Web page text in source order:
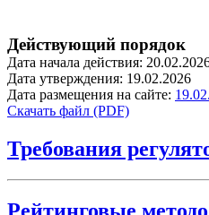
Действующий порядок
Дата начала действия:
Дата утверждения: 19.02.2026
Дата размещения на сайте:
Скачать файл (PDF)
Требования